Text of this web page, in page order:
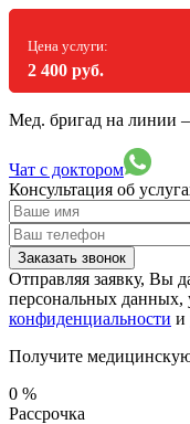
Цена услуги:
2 400 руб.
Мед. бригад на линии –
Чат с доктором
Консультация об
Заказать звонок
Отправляя заявку, Вы
персональных данных,
конфиденциальности и
Получите
0 %
Рассрочка